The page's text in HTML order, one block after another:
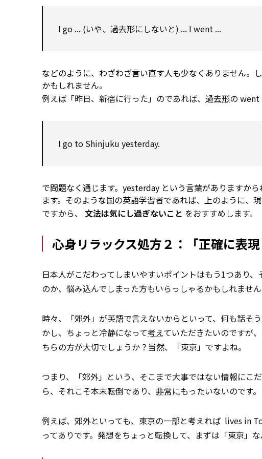
I go ... (いや、過去形にしないと) ... I went ...
などのように、わざわざ言い直す人も少なくありません。
かもしれません。
例えば「昨日、新宿に行った」のであれば、 過去形の went
I go to Shinjuku yesterday.
で問題なく通じます。yesterday という言葉がありますか
ます。そのような国の英語学習者であれば、上のように、
ですから、 文法は気にし過ぎないこと をおすすめします。
心身リラックス処方２：「正確に表
日本人がこだわってしまいやすいポイントはもう1つあり、
のか、悩み込んでしまった方もいらっしゃるかもしれません
時々、「郊外」が英語で言えないからといって、何も話そ
かし、ちょっと冷静になって考えていただきたいのですが
ちらの方が大切でしょうか？当然、「東京」ですよね。
つまり、「郊外」という、そこまで大事ではない情報にこ
ら、それこそ本末転倒であり、 非常にもったいないのです。
例えば、郊外といっても、東京の一部と考えれば lives in
ってありです。発想をちょっと転換して、まずは「東京」